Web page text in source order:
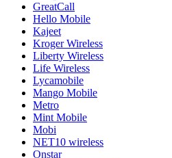
GreatCall
Hello Mobile
Kajeet
Kroger Wireless
Liberty Wireless
Life Wireless
Lycamobile
Mango Mobile
Metro
Mint Mobile
Mobi
NET10 wireless
Onstar